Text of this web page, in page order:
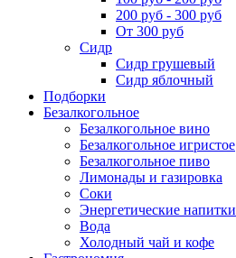
200 руб - 300 руб
От 300 руб
Сидр
Сидр грушевый
Сидр яблочный
Подборки
Безалкогольное
Безалкогольное вино
Безалкогольное игристое
Безалкогольное пиво
Лимонады и газировка
Соки
Энергетические напитки
Вода
Холодный чай и кофе